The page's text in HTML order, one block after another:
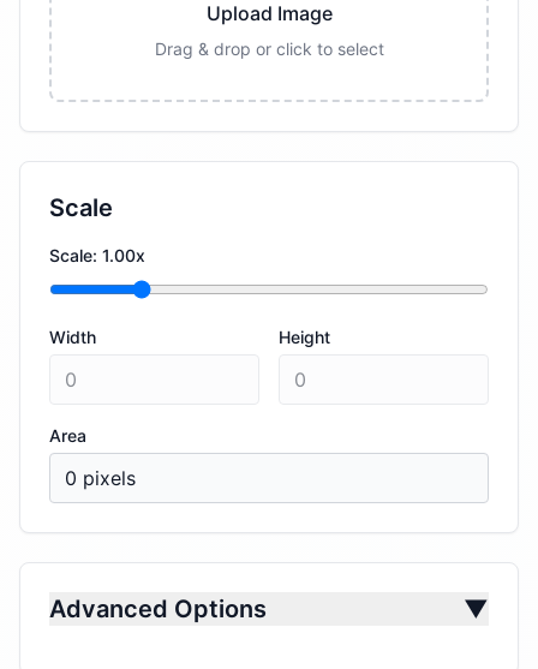
Upload Image
Drag & drop or click to select
Scale
Scale: 1.00x
Width Height
Area
0 pixels
Advanced Options ▼